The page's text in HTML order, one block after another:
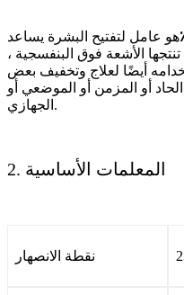
هو عامل لتفتيح البشرة يساعد
الأشعة فوق البنفسجية ،
أيضًا لعلاج وتخفيف بعض
الحاد أو المزمن أو الموضعي أو
الجهازي.
2. المعلمات الأساسية
نقطة الانصهار